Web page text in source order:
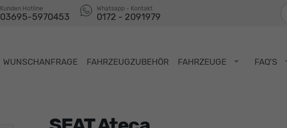
Kunden Hotline
03695-5970453
Whatsapp - Kontakt
0172 - 2091979
WUNSCHANFRAGE FAHRZEUGZUBEHÖR FAHRZEUGE FAQ'S